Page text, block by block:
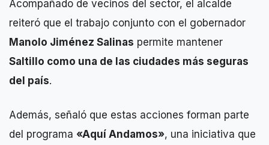
Acompañado de vecinos del sector, el alcalde
reiteró que el trabajo conjunto con el gobernador
Manolo Jiménez Salinas permite mantener
Saltillo como una de las ciudades más seguras
del país.
Además, señaló que estas acciones forman parte
del programa «Aquí Andamos», una iniciativa que